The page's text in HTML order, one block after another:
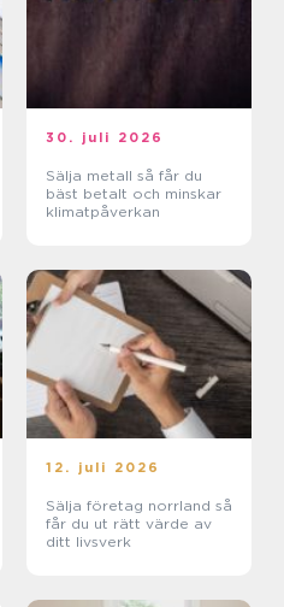
30. juli 2026
Sälja metall så får du
bäst betalt och minskar
klimatpåverkan
12. juli 2026
Sälja företag norrland så
får du ut rätt värde av
ditt livsverk